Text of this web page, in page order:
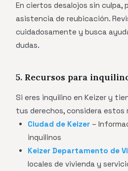
En ciertos desalojos sin culpa,
asistencia de reubicación.
cuidadosamente y busca
dudas.
5. Recursos para
Si eres inquilino en Keizer y
tus derechos, considera estos
Ciudad de Keizer –
inquilinos
Keizer Departamento de
locales de vivienda y